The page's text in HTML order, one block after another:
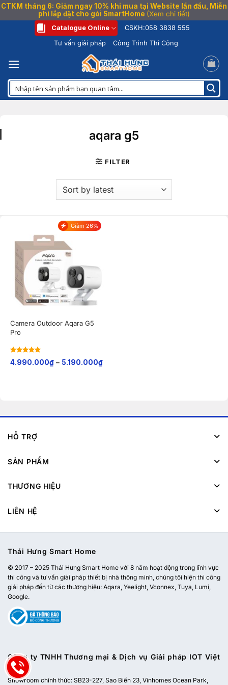
CTKM tháng 6: Giảm ngay 10% khi mua tại Website lần đầu, Miễn
phí lắp đặt cho gói SmartHome (Xem chi tiết)
dung
Catalogue Online CSKH:058 3838 555
Tư vấn giải pháp
Công Trình Thi Công
aqara g5
FILTER
Giảm 26%
Camera Outdoor Aqara G5
Pro
Rated 5out
of 5
4.990.000₫– 5.190.000₫
HỖ TRỢ
SẢN PHẨM
THƯƠNG HIỆU
LIÊN HỆ
Thái Hưng Smart Home
© 2017 – 2025 Thái Hưng Smart Home với 8 năm hoạt động trong lĩnh vực
thi công và tư vấn giải pháp thiết bị nhà thông minh, chúng tôi hiện thi công
giải pháp đến từ các thương hiệu: Aqara, Yeelight, Vconnex, Tuya, Lumi,
Google.
Công ty TNHH Thương mại & Dịch vụ Giải pháp IOT Việt
Nam
Showroom chính thức: SB23-227, Sao Biển 23, Vinhomes Ocean Park,